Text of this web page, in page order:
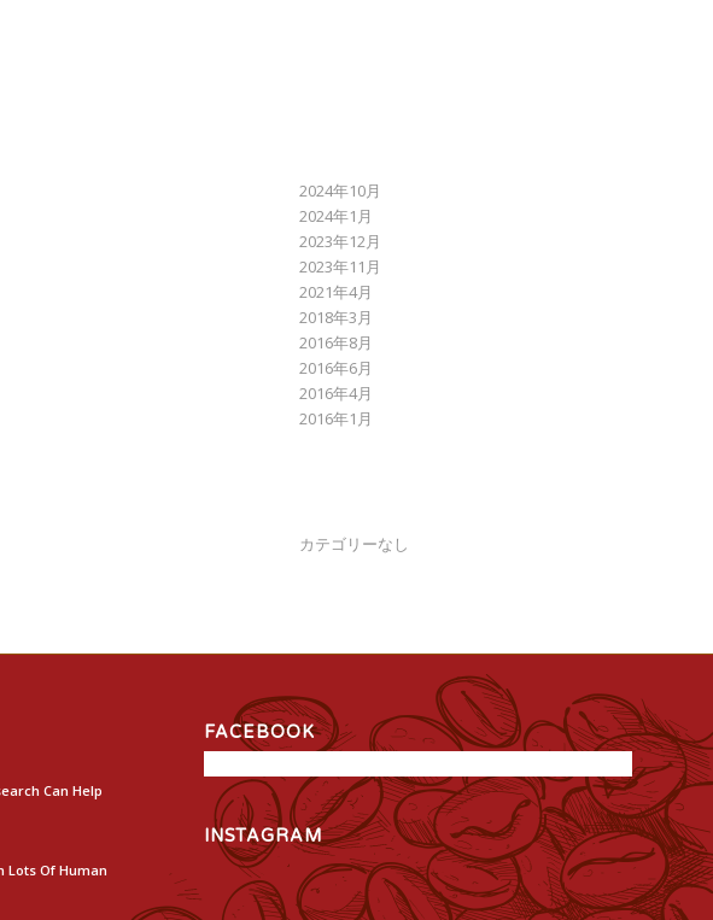
2024年10月
2024年1月
2023年12月
2023年11月
2021年4月
2018年3月
2016年8月
2016年6月
2016年4月
2016年1月
カテゴリーなし
Can Help
Lots Of Human
FACEBOOK
INSTAGRAM